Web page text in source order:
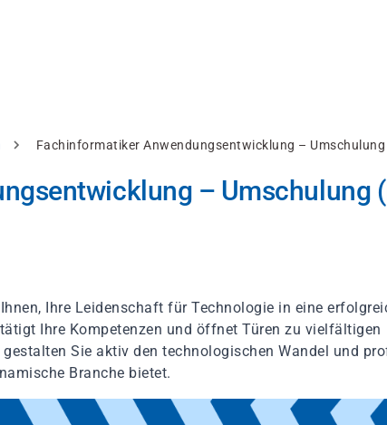
Fachinformatiker Anwendungsentwicklung – Umschulung
– Umschulung
Ihre Leidenschaft für Technologie in eine
Ihre Kompetenzen und öffnet Türen zu vielfältigen
Sie aktiv den technologischen Wandel und
Branche bietet.